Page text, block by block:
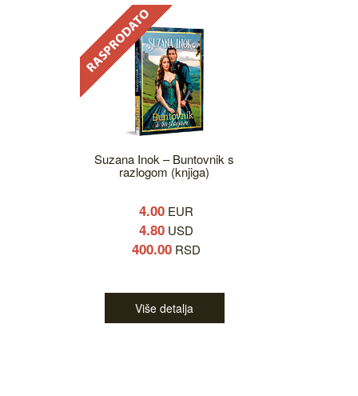
Suzana Inok – Buntovnik s
razlogom (knjiga)
4.00 EUR
4.80 USD
400.00 RSD
Više detalja